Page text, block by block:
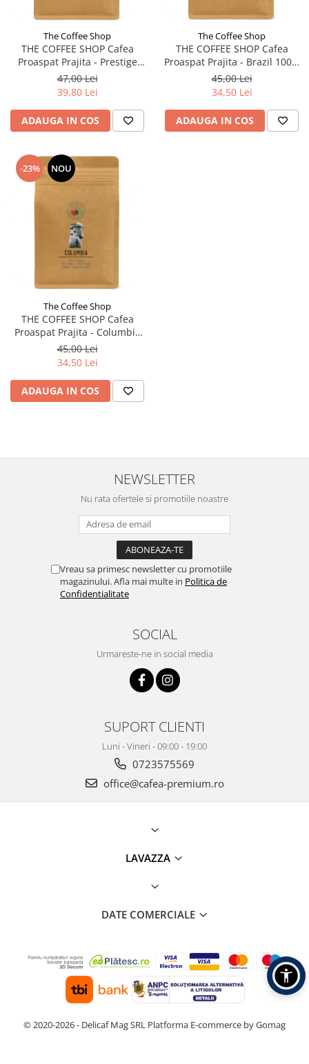
The Coffee Shop
THE COFFEE SHOP Cafea
Proaspat Prajita - Prestige
Caffe Crema - Cafea Boabe -
250g
47,00 Lei
39,80 Lei
ADAUGA IN COS
The Coffee Shop
THE COFFEE SHOP Cafea
Proaspat Prajita - Brazil 100%
Arabica - Cafea Boabe - 250g
45,00 Lei
34,50 Lei
ADAUGA IN COS
-23% NOU
The Coffee Shop
THE COFFEE SHOP Cafea
Proaspat Prajita - Columbia
100% Arabica - Cafea Boabe -
250g
45,00 Lei
34,50 Lei
ADAUGA IN COS
NEWSLETTER
Nu rata ofertele si promotiile noastre
Vreau sa primesc newsletter cu promotiile
magazinului. Afla mai multe in Politica de
Confidentialitate
SOCIAL
Urmareste-ne in social media
SUPORT CLIENTI
Luni - Vineri - 09:00 - 19:00
0723575569
office@cafea-premium.ro
LAVAZZA
DATE COMERCIALE
© 2020-2026 - Delicaf Mag SRL Platforma E-commerce by Gomag